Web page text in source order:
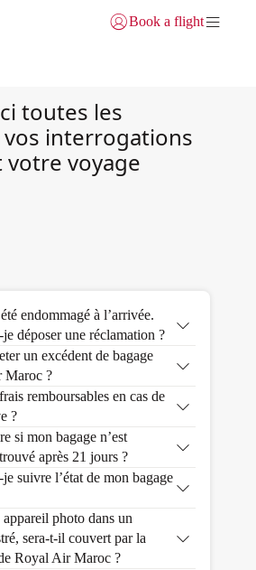
page accueil
Se connecter | S’inscrire)
Book a flight
toutes les
vos interrogations
voyage
endommagé à l’arrivée.
déposer une réclamation ?
un excédent de bagage
Maroc ?
remboursables en cas de
?
si mon bagage n’est
après 21 jours ?
suivre l’état de mon bagage
photo dans un
sera-t-il couvert par la
Royal Air Maroc ?